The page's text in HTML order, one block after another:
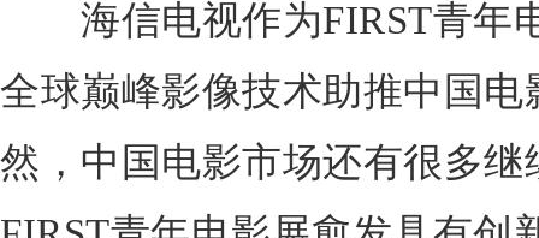
海信电视作为FIRST青年
全球巅峰影像技术助推中国
然，中国电影市场还有很多